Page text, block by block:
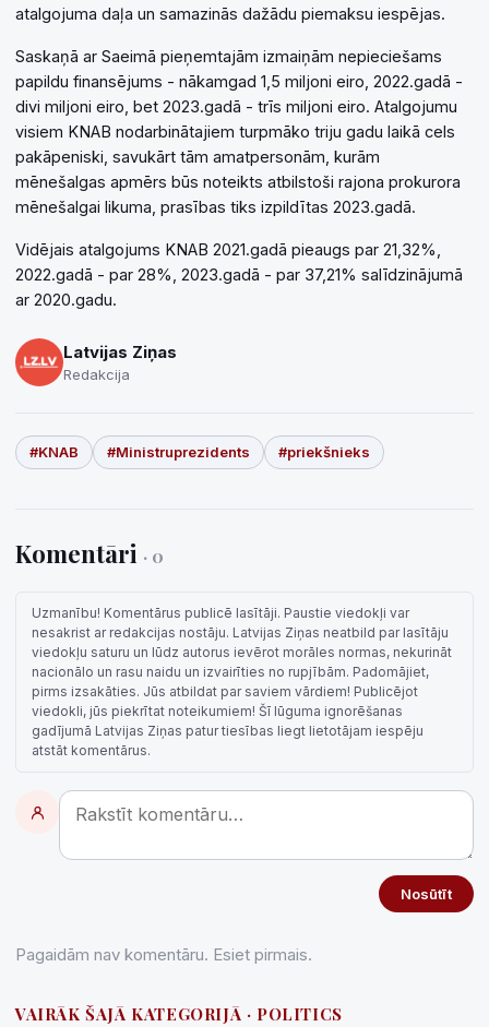
atalgojuma daļa un samazinās dažādu piemaksu iespējas.
Saskaņā ar Saeimā pieņemtajām izmaiņām nepieciešams
papildu finansējums - nākamgad 1,5 miljoni eiro, 2022.gadā -
divi miljoni eiro, bet 2023.gadā - trīs miljoni eiro. Atalgojumu
visiem KNAB nodarbinātajiem turpmāko triju gadu laikā cels
pakāpeniski, savukārt tām amatpersonām, kurām
mēnešalgas apmērs būs noteikts atbilstoši rajona prokurora
mēnešalgai likuma, prasības tiks izpildītas 2023.gadā.
Vidējais atalgojums KNAB 2021.gadā pieaugs par 21,32%,
2022.gadā - par 28%, 2023.gadā - par 37,21% salīdzinājumā
ar 2020.gadu.
Latvijas Ziņas
Redakcija
#KNAB #Ministruprezidents #priekšnieks
Komentāri · 0
Uzmanību! Komentārus publicē lasītāji. Paustie viedokļi var
nesakrist ar redakcijas nostāju. Latvijas Ziņas neatbild par lasītāju
viedokļu saturu un lūdz autorus ievērot morāles normas, nekurināt
nacionālo un rasu naidu un izvairīties no rupjībām. Padomājiet,
pirms izsakāties. Jūs atbildat par saviem vārdiem! Publicējot
viedokli, jūs piekrītat noteikumiem! Šī lūguma ignorēšanas
gadījumā Latvijas Ziņas patur tiesības liegt lietotājam iespēju
atstāt komentārus.
Nosūtīt
Pagaidām nav komentāru. Esiet pirmais.
VAIRĀK ŠAJĀ KATEGORIJĀ · POLITICS